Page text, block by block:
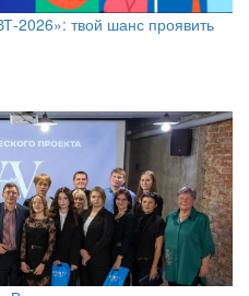
твой шанс проявить